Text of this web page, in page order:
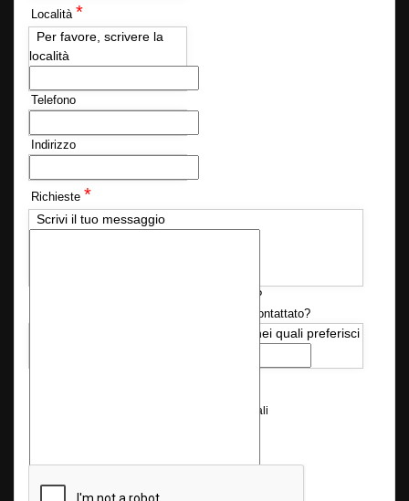
Località *
Per favore, scrivere la
località
Telefono
Indirizzo
Richieste *
Scrivi il tuo messaggio
Disponi già delle autorizzazioni necessarie?
Quando desideri essere ricontattato?
Indica i giorni e l'orario nei quali preferisci
Consenso al trattamento dei dati personali